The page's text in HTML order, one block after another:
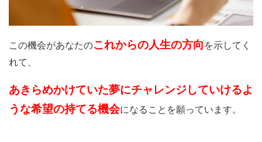
この機会があなたのこれからの人生の方向 を示してく
れて、
あきらめかけていた夢にチャレンジしていけるよ
うな希望の持てる機会になることを願っています。